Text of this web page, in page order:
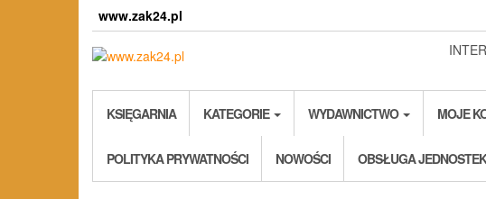
www.zak24.pl
KSIĘGARNIA KATEGORIE WYDAWNICTWO MOJE
POLITYKA PRYWATNOŚCI NOWOŚCI OBSŁUGA